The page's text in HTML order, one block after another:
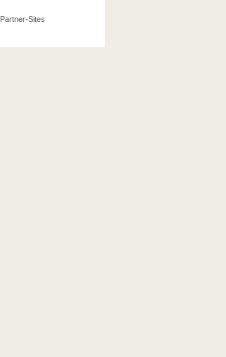
Partner-Sites